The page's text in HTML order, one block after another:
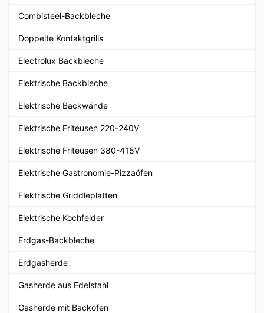
Combisteel-Backbleche
Doppelte Kontaktgrills
Electrolux Backbleche
Elektrische Backbleche
Elektrische Backwände
Elektrische Friteusen 220-240V
Elektrische Friteusen 380-415V
Elektrische Gastronomie-Pizzaöfen
Elektrische Griddleplatten
Elektrische Kochfelder
Erdgas-Backbleche
Erdgasherde
Gasherde aus Edelstahl
Gasherde mit Backofen